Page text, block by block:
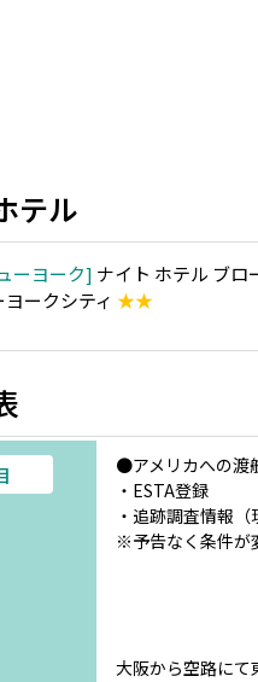
テル
ーヨーク ナイト ホテル ブロ
ヨークシティ ★★
●アメリカへの渡
・ESTA登録
・追跡調査情報
※予告なく条件が
大阪から空路にて